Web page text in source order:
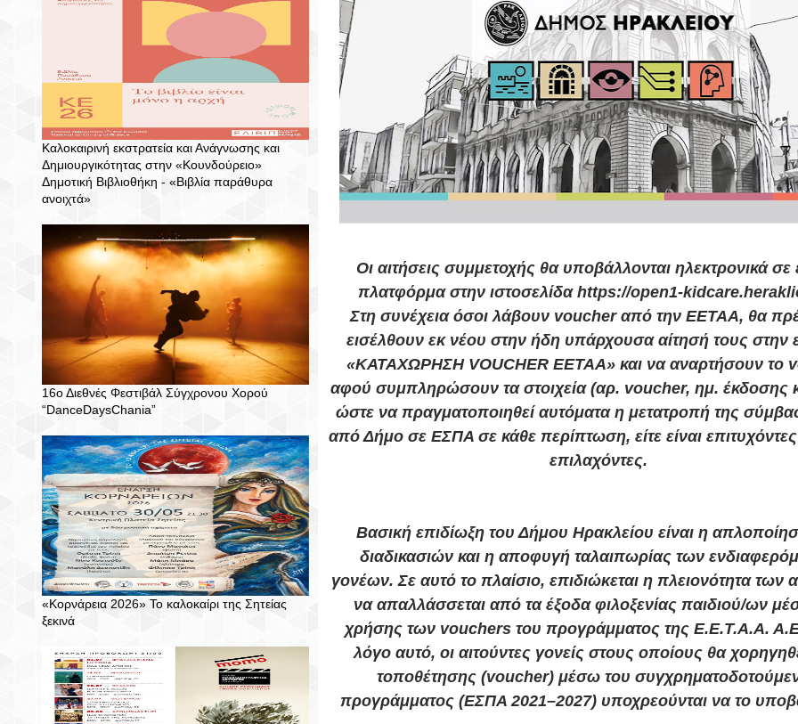
Καλοκαιρινή εκστρατεία και Ανάγνωσης και
Δημιουργικότητας στην «Κουνδούρειο»
Δημοτική Βιβλιοθήκη - «Βιβλία παράθυρα
ανοιχτά»
16ο Διεθνές Φεστιβάλ Σύγχρονου Χορού
“DanceDaysChania”
«Κορνάρεια 2026» Το καλοκαίρι της Σητείας
ξεκινά
Οι αιτήσεις συμμετοχής θα υποβάλλονται ηλεκτρονικά σε
πλατφόρμα στην ιστοσελίδα https://open1-
Στη συνέχεια όσοι λάβουν voucher από την ΕΕΤΑΑ, θα
εισέλθουν εκ νέου στην ήδη υπάρχουσα αίτησή τους στην
«ΚΑΤΑΧΩΡΗΣΗ VOUCHER EETAA» και να αναρτήσουν το
αφού συμπληρώσουν τα στοιχεία (αρ. voucher, ημ. έκδοσης
ώστε να πραγματοποιηθεί αυτόματα η μετατροπή της
από Δήμο σε ΕΣΠΑ σε κάθε περίπτωση, είτε είναι επιτυχόντες
επιλαχόντες.
Βασική επιδίωξη του Δήμου Ηρακλείου είναι η
διαδικασιών και η αποφυγή ταλαιπωρίας των
γονέων. Σε αυτό το πλαίσιο, επιδιώκεται η πλειονότητα των
να απαλλάσσεται από τα έξοδα φιλοξενίας παιδιού/ων
χρήσης των vouchers του προγράμματος της Ε.Ε.Τ.Α.Α.
λόγο αυτό, οι αιτούντες γονείς στους οποίους θα
τοποθέτησης (voucher) μέσω του
προγράμματος (ΕΣΠΑ 2021–2027) υποχρεούνται να το